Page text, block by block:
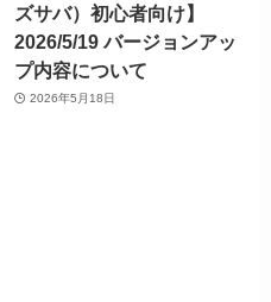
ズサバ）初心者向け】
2026/5/19 バージョンアッ
プ内容について
2026年5月18日